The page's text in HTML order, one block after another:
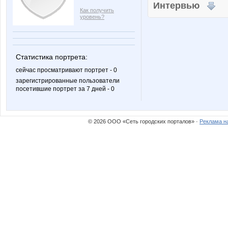
Как получить
уровень?
Статистика портрета:
сейчас просматривают портрет - 0
зарегистрированные пользователи
посетившие портрет за 7 дней - 0
Интервью
© 2026 ООО «Сеть городских порталов» · Реклама